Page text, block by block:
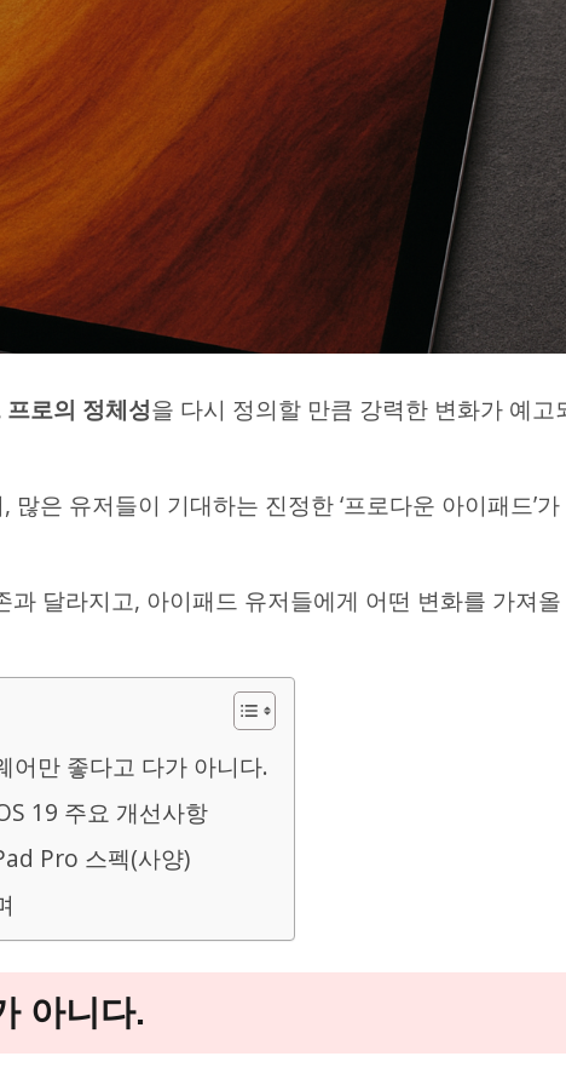
로의 정체성을 다시 정의할 만큼 강력한 변화가 예고
은 유저들이 기대하는 진정한 ‘프로다운 아이패드’가
달라지고, 아이패드 유저들에게 어떤 변화를 가져올
어만 좋다고 다가 아니다.
19 주요 개선사항
Pro 스펙(사양)
아니다.